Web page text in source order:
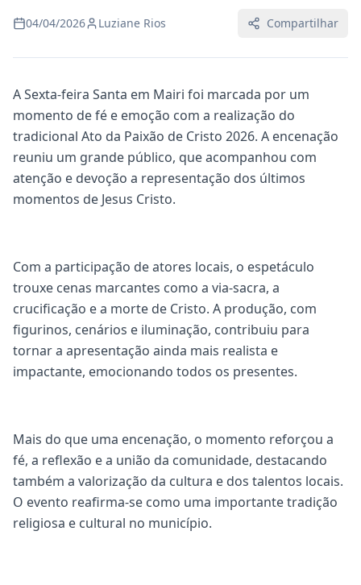
04/04/2026 Luziane Rios Compartilhar
A Sexta-feira Santa em Mairi foi marcada por um
momento de fé e emoção com a realização do
tradicional Ato da Paixão de Cristo 2026. A encenação
reuniu um grande público, que acompanhou com
atenção e devoção a representação dos últimos
momentos de Jesus Cristo.
Com a participação de atores locais, o espetáculo
trouxe cenas marcantes como a via-sacra, a
crucificação e a morte de Cristo. A produção, com
figurinos, cenários e iluminação, contribuiu para
tornar a apresentação ainda mais realista e
impactante, emocionando todos os presentes.
Mais do que uma encenação, o momento reforçou a
fé, a reflexão e a união da comunidade, destacando
também a valorização da cultura e dos talentos locais.
O evento reafirma-se como uma importante tradição
religiosa e cultural no município.